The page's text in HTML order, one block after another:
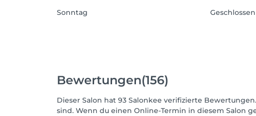
Sonntag
Geschlossen
Bewertungen(156)
Dieser Salon hat 93 Salonkee verifizierte
sind. Wenn du einen Online-Termin in diesem Salon